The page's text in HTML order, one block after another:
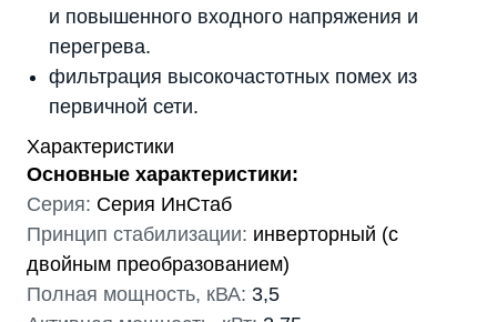
и повышенного входного напряжения и
перегрева.
фильтрация высокочастотных помех из
первичной сети.
Характеристики
Основные характеристики:
Серия: Серия ИнСтаб
Принцип стабилизации: инверторный (с
двойным преобразованием)
Полная мощность, кВА: 3,5